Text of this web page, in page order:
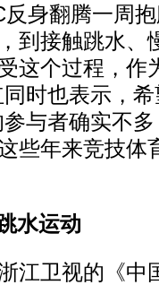
身翻腾一周
到接触跳水、
这个过程，作
时也表示，
与者确实不
些年来竞技体
水运动
卫视的《中